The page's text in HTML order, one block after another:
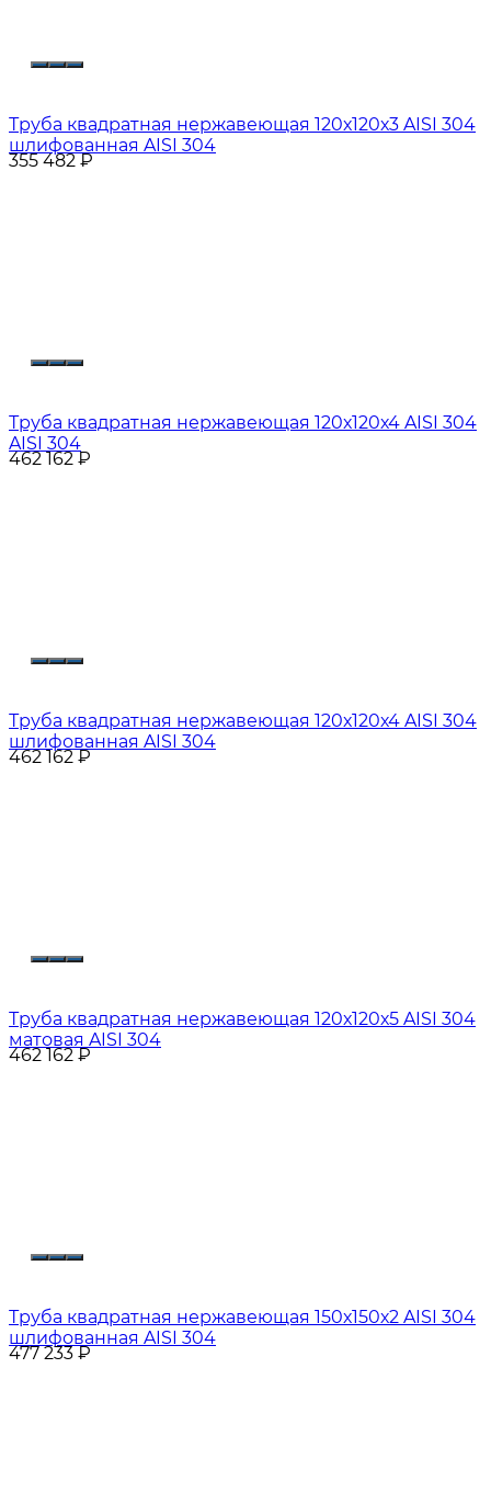
Труба квадратная нержавеющая 120х120х3 AISI 304
шлифованная AISI 304
355 482 ₽
Труба квадратная нержавеющая 120х120х4 AISI 304
AISI 304
462 162 ₽
Труба квадратная нержавеющая 120х120х4 AISI 304
шлифованная AISI 304
462 162 ₽
Труба квадратная нержавеющая 120х120х5 AISI 304
матовая AISI 304
462 162 ₽
Труба квадратная нержавеющая 150х150х2 AISI 304
шлифованная AISI 304
477 233 ₽